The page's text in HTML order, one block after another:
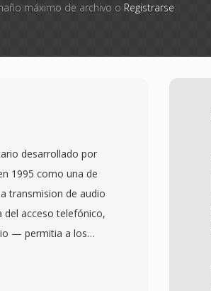
máximo de archivo o Registrarse
desarrollado por
1995 como una de
transmision de audio
del acceso telefónico,
— permitia a los
en lugar de